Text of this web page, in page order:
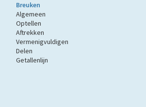
Breuken
Algemeen
Optellen
Aftrekken
Vermenigvuldigen
Delen
Getallenlijn